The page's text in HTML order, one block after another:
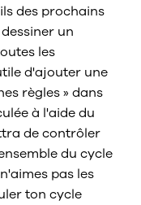
des prochains
un
les
d'ajouter une
règles » dans
à l'aide du
de contrôler
du cycle
pas les
ton cycle